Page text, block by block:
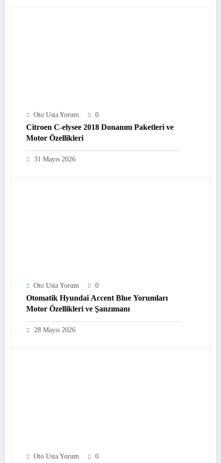
Oto Usta Yorum 0
Citroen C-elysee 2018 Donanım Paketleri ve
Motor Özellikleri
31 Mayıs 2026
Oto Usta Yorum 0
Otomatik Hyundai Accent Blue Yorumları
Motor Özellikleri ve Şanzımanı
28 Mayıs 2026
Oto Usta Yorum 0